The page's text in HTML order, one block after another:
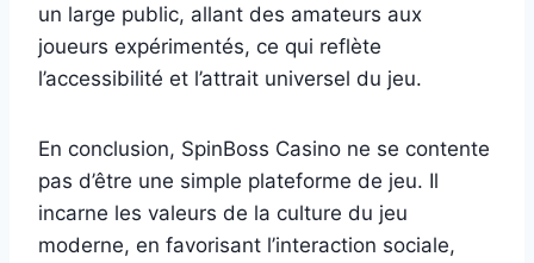
un large public, allant des amateurs aux
joueurs expérimentés, ce qui reflète
l’accessibilité et l’attrait universel du jeu.
En conclusion, SpinBoss Casino ne se contente
pas d’être une simple plateforme de jeu. Il
incarne les valeurs de la culture du jeu
moderne, en favorisant l’interaction sociale,